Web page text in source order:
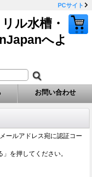
PCサイト
ル水槽・
へよ
お問い合わせ
ールアドレス宛に認証コー
を押してください。